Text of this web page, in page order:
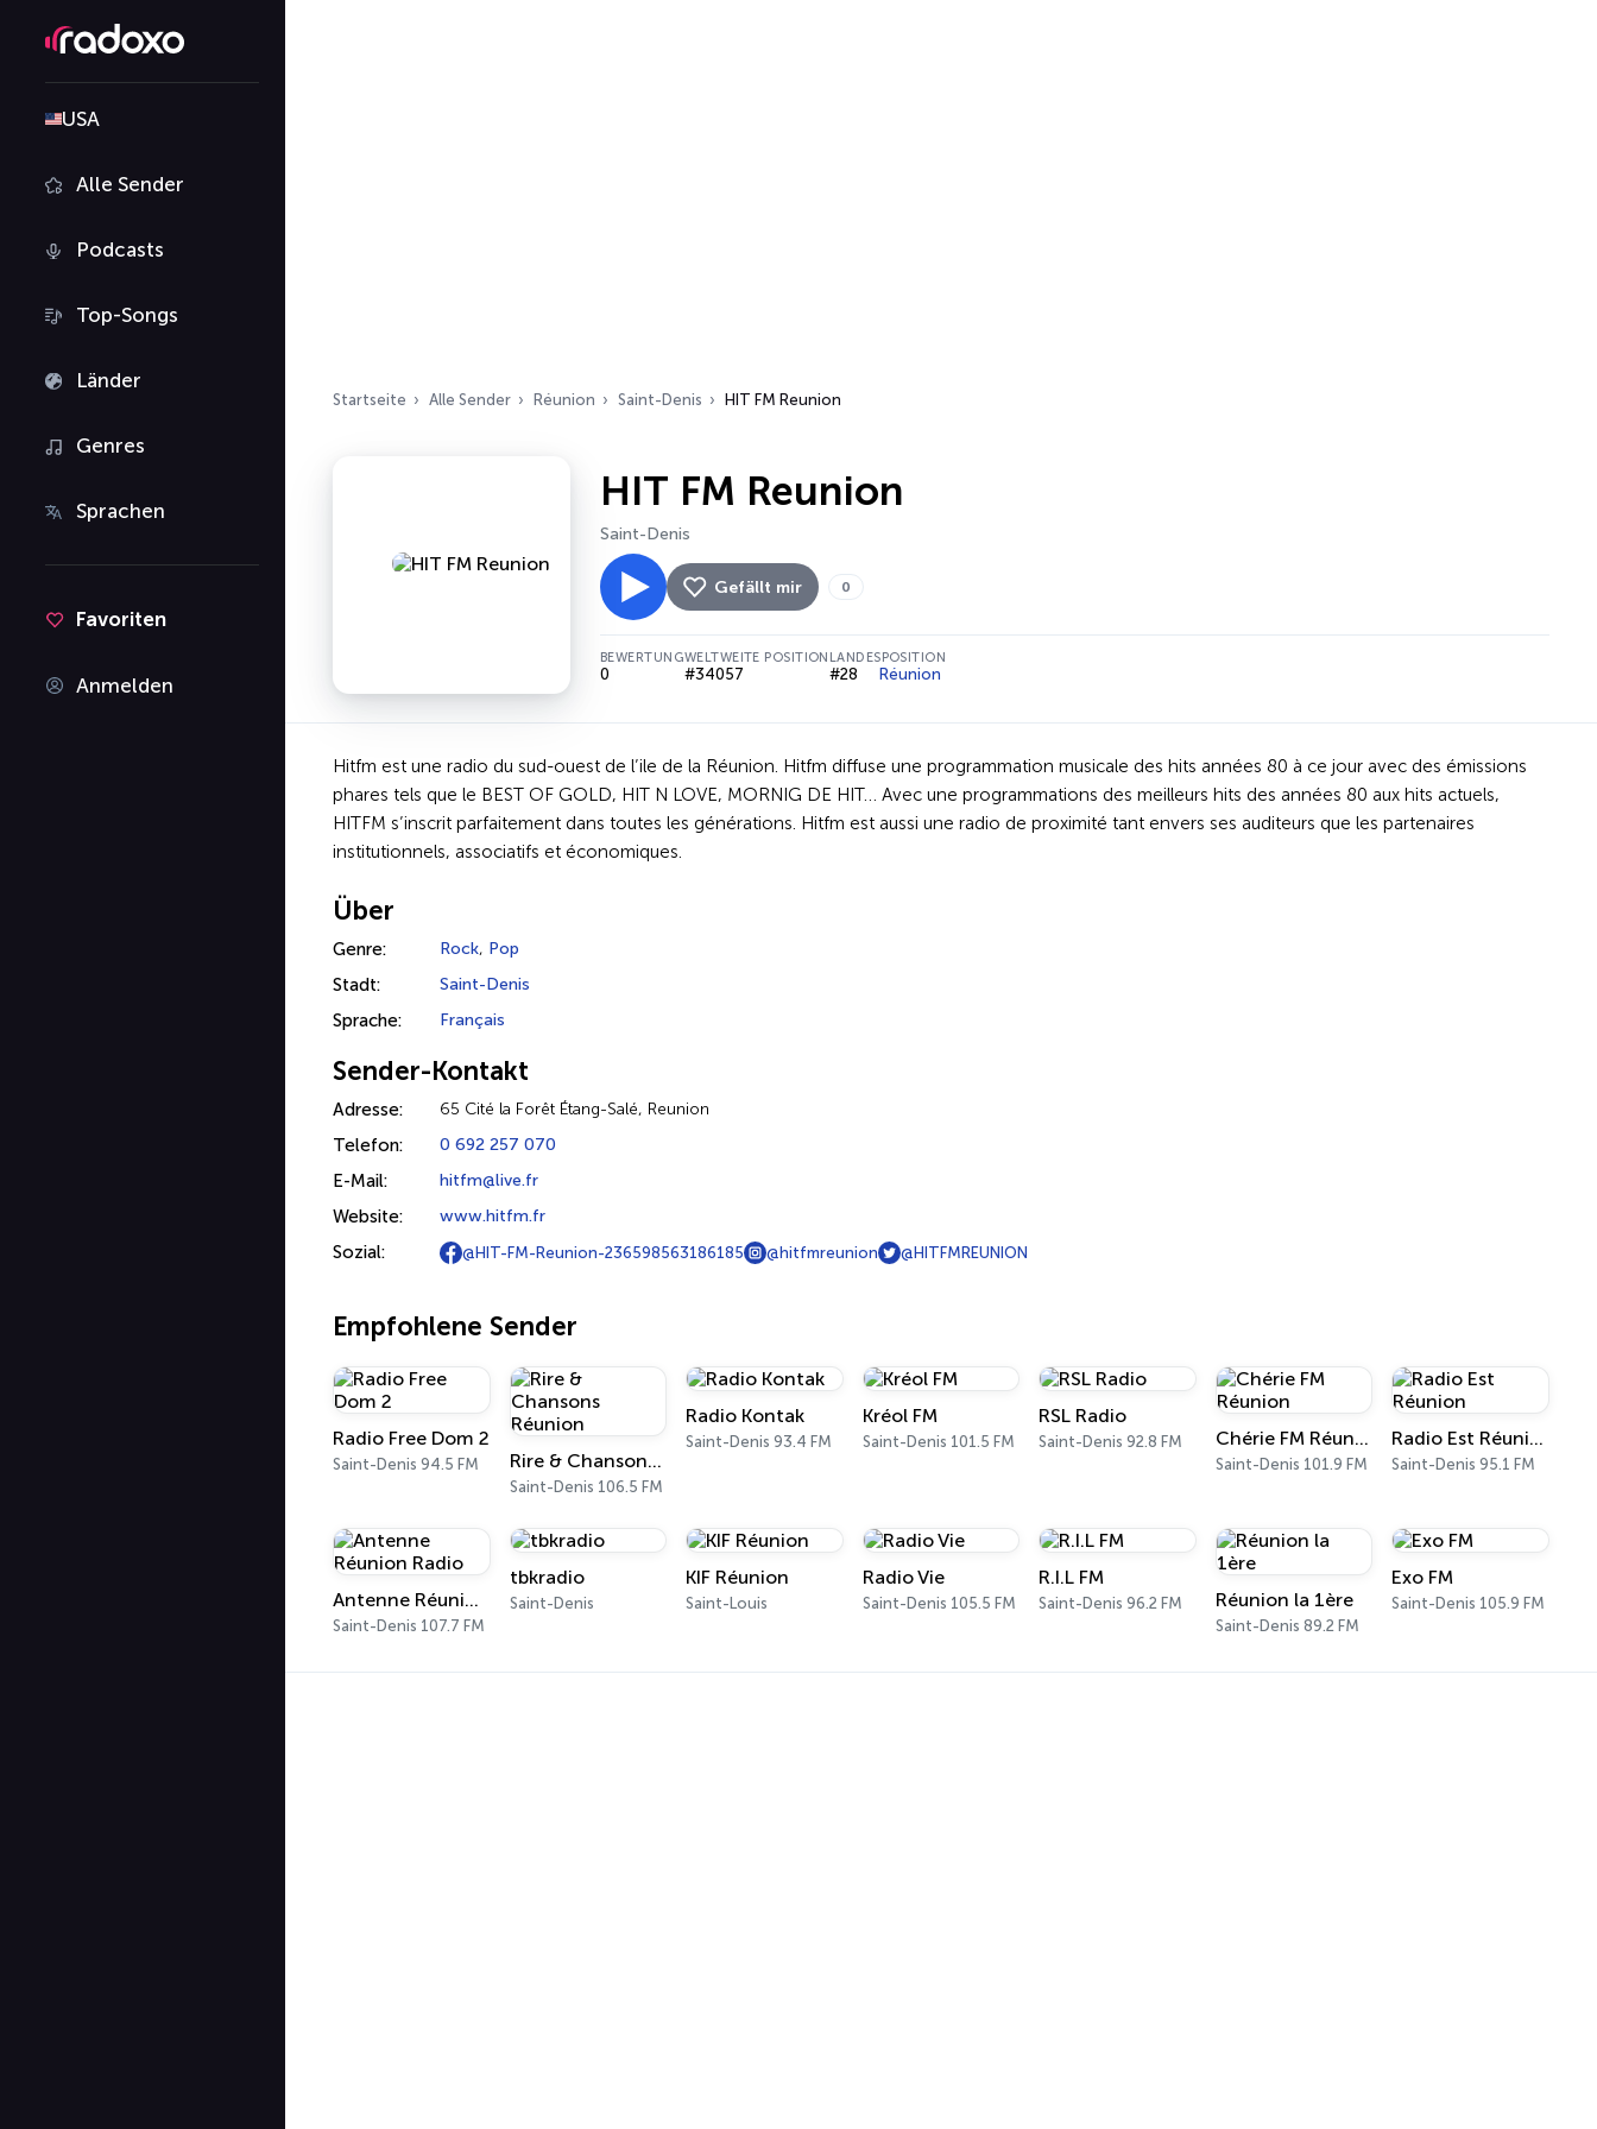
USA
Alle Sender
Podcasts
Top-Songs
Länder
Genres
Sprachen
Favoriten
Anmelden
Startseite Alle Sender Réunion Saint-Denis HIT FM Reunion
HIT FM Reunion
Saint-Denis
Gefällt mir 0
BEWERTUNG
0
WELTWEITE POSITION
#34057
LANDESPOSITION
#28 Réunion
Hitfm est une radio du sud-ouest de l’ile de la Réunion. Hitfm diffuse une programmation musicale des hits années 80 à ce jour avec des émissions
phares tels que le BEST OF GOLD, HIT N LOVE, MORNIG DE HIT… Avec une programmations des meilleurs hits des années 80 aux hits actuels,
HITFM s’inscrit parfaitement dans toutes les générations. Hitfm est aussi une radio de proximité tant envers ses auditeurs que les partenaires
institutionnels, associatifs et économiques.
Über
Genre: Rock, Pop
Stadt: Saint-Denis
Sprache: Français
Sender-Kontakt
Adresse: 65 Cité la Forêt Étang-Salé, Reunion
Telefon: 0 692 257 070
E-Mail: hitfm@live.fr
Website: www.hitfm.fr
Sozial: @HIT-FM-Reunion-236598563186185 @hitfmreunion @HITFMREUNION
Empfohlene Sender
Radio Free Dom 2
Saint-Denis 94.5 FM Rire & Chansons Réunion
Saint-Denis 106.5 FM
Radio Kontak
Saint-Denis 93.4 FM
Kréol FM
Saint-Denis 101.5 FM
RSL Radio
Saint-Denis 92.8 FM Chérie FM Réunion
Saint-Denis 101.9 FM
Radio Est Réunion
Saint-Denis 95.1 FM
Antenne Réunion Radio
Saint-Denis 107.7 FM
tbkradio
Saint-Denis
KIF Réunion
Saint-Louis
Radio Vie
Saint-Denis 105.5 FM
R.I.L FM
Saint-Denis 96.2 FM Réunion la 1ère
Saint-Denis 89.2 FM
Exo FM
Saint-Denis 105.9 FM